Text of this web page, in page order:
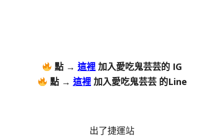
點 → 這裡 加入愛吃鬼芸芸的 IG
點 → 這裡加入愛吃鬼芸芸 的Line
出了捷運站